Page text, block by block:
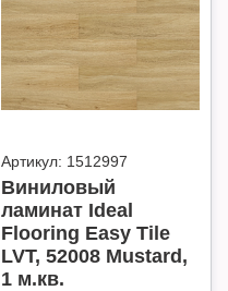
Артикул: 1512997
Виниловый
ламинат Ideal
Flooring Easy Tile
LVT, 52008 Mustard,
1 м.кв.